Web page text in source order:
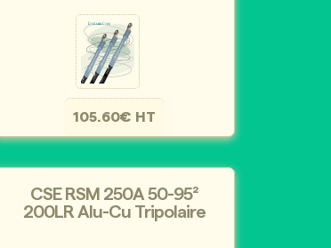
105.60€ HT
CSE RSM 250A 50-95²
200LR Alu-Cu Tripolaire